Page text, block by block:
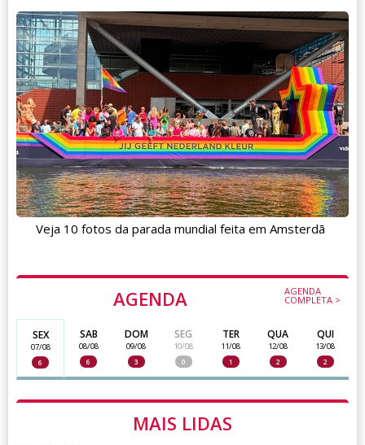
AGENDA AGENDA
COMPLETA >
SEX
07/08
6
SAB
08/08
6
DOM
09/08
3
SEG
10/08
0
TER
11/08
1
QUA
12/08
2
QUI
13/08
2
MAIS LIDAS
Veja 10 fotos da parada mundial feita em Amsterdã